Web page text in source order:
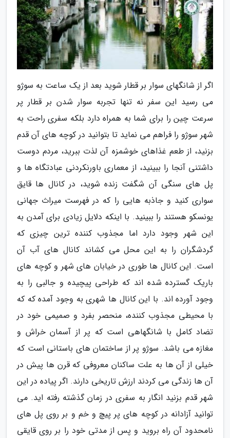
اگر از شانگهای سوار بر قطار شوید بعد از یک ساعت به سوژو
می رسید این سفر نه تنها تجربه سوار شدن بر قطار پر
سرعت چین را برای شما به همراه دارد بلکه سفری راحت به
شهر سوژو را فراهم می نماید تا بتوانید در کوچه های آن قدم
بزنید، از طعم غذاهای خوشمزه آن لذت ببرید، مردم دوست
داشتنی آنجا را ببینید، از معماری باورنکردنی عبادتگاه ها و
پل های سنگی آن شگفت زنده شوید، در کانال ها قایق
سواری کنید و جاذبه هایی را که در فهرست میراث جهانی
یونسکو هستند را ببینید. با اینکه دلایل زیادی برای آمدن به
این شهر وجود دارد اما مجذوب کننده ترین چیزی که
گردشگران را به این محل می کشاند کانال های آب آن
است. این کانال ها طوری در خیابان های شهر و کوچه های
باریک گسترده شده اند که طراحی پیچیده و جالبی را به
وجود آورده اند. با این کانال ها شهری به وجود آمده که که
با محیطی مجذوب کننده، منحصر بفرد و صمیمی خود در
تضاد کامل با شانگهاهی است که پر از آسمان خراش و
مغازه می باشد. سوژو پر از ساختمان های باستانی است که
خیلی از آن ها به علت ساکنان معروفی که قرن ها پیش در
آن ها زندگی می کردند ارزش تاریخی دارند. اگر پیاده در این
شهر قدم بزنید انگار به سفری در زمان گذشته رفته اید. می
توانید آزادانه در کوچه های پر پیچ و خم و بر روی پل های
نامحدود آن راه بروید و پس از مدتی خود را بر روی قایقی